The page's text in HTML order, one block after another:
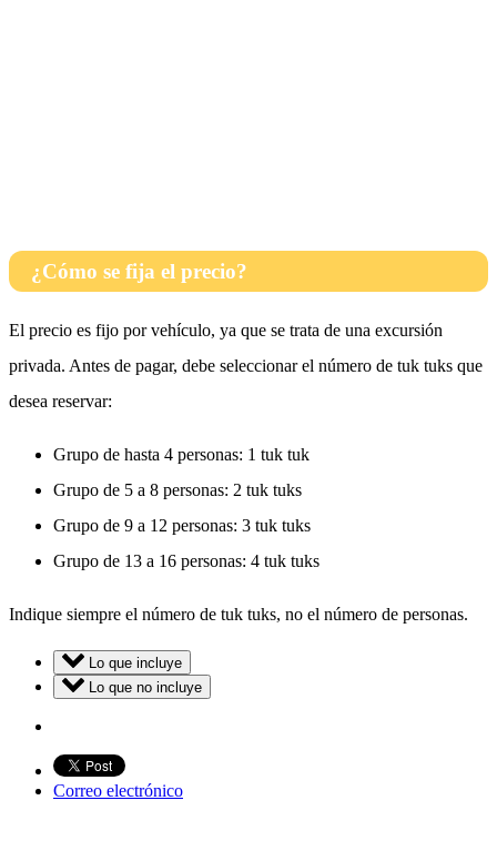
¿Cómo se fija el precio?
El precio es fijo por vehículo, ya que se trata de una excursión
privada. Antes de pagar, debe seleccionar el número de tuk tuks que
desea reservar:
Grupo de hasta 4 personas: 1 tuk tuk
Grupo de 5 a 8 personas: 2 tuk tuks
Grupo de 9 a 12 personas: 3 tuk tuks
Grupo de 13 a 16 personas: 4 tuk tuks
Indique siempre el número de tuk tuks, no el número de personas.
Lo que incluye
Lo que no incluye
Correo electrónico